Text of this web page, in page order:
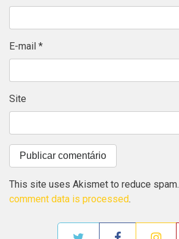
E-mail *
Site
This site uses Akismet to reduce spam.
comment data is processed.